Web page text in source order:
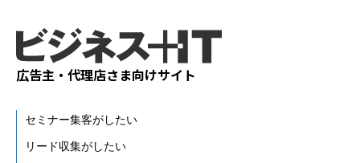
広告主・代理店さま向けサイト
セミナー集客がしたい
リード収集がしたい